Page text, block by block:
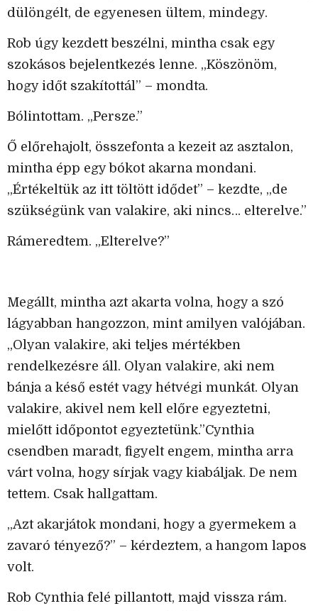
dülöngélt, de egyenesen ültem, mindegy.
Rob úgy kezdett beszélni, mintha csak egy
szokásos bejelentkezés lenne. „Köszönöm,
hogy időt szakítottál” – mondta.
Bólintottam. „Persze.”
Ő előrehajolt, összefonta a kezeit az asztalon,
mintha épp egy bókot akarna mondani.
„Értékeltük az itt töltött idődet” – kezdte, „de
szükségünk van valakire, aki nincs… elterelve.”
Rámeredtem. „Elterelve?”
Megállt, mintha azt akarta volna, hogy a szó
lágyabban hangozzon, mint amilyen valójában.
„Olyan valakire, aki teljes mértékben
rendelkezésre áll. Olyan valakire, aki nem
bánja a késő estét vagy hétvégi munkát. Olyan
valakire, akivel nem kell előre egyeztetni,
mielőtt időpontot egyeztetünk.”Cynthia
csendben maradt, figyelt engem, mintha arra
várt volna, hogy sírjak vagy kiabáljak. De nem
tettem. Csak hallgattam.
„Azt akarjátok mondani, hogy a gyermekem a
zavaró tényező?” – kérdeztem, a hangom lapos
volt.
Rob Cynthia felé pillantott, majd vissza rám.